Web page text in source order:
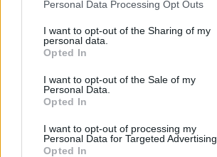
Personal Data Processing Opt Outs
I want to opt-out of the Sharing of my
personal data.
Opted In
I want to opt-out of the Sale of my
Personal Data.
Opted In
I want to opt-out of processing my
Personal Data for Targeted Advertising.
Opted In
In evidenza